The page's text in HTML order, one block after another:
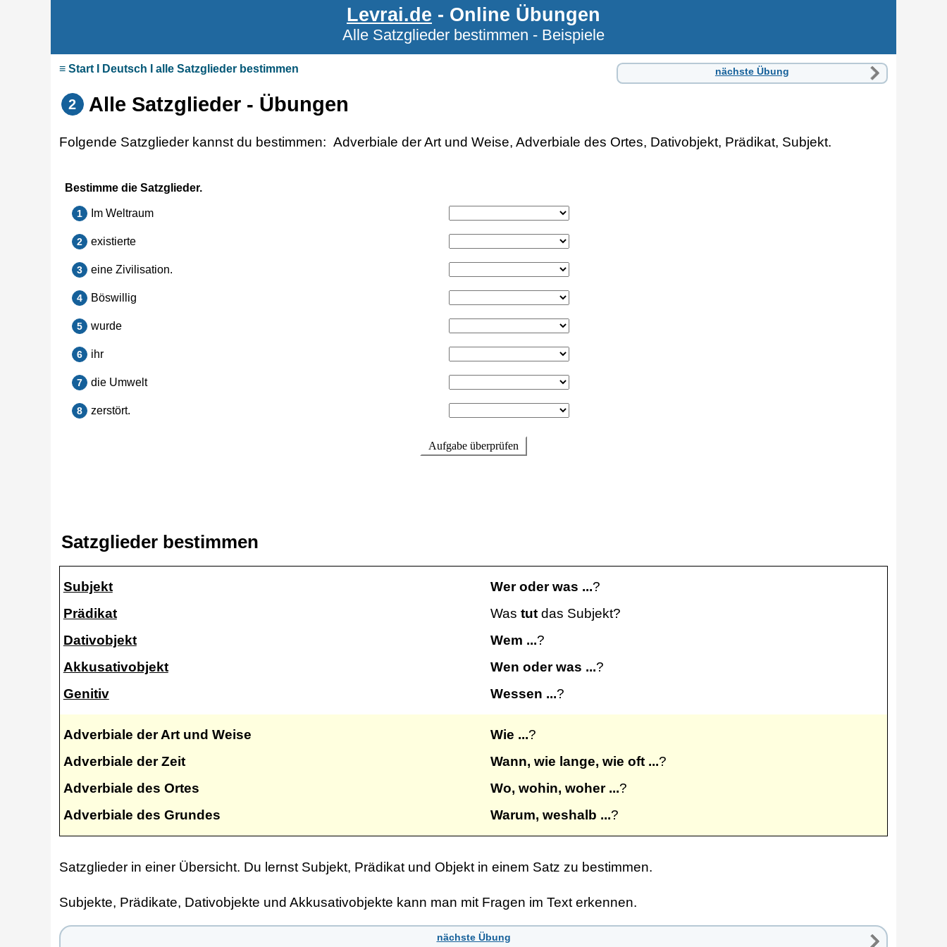
Levrai.de - Online Übungen
Alle Satzglieder bestimmen - Beispiele
≡ Start I Deutsch I alle Satzglieder bestimmen nächste Übung
2 Alle Satzglieder - Übungen
Folgende Satzglieder kannst du bestimmen: Adverbiale der Art und Weise, Adverbiale des Ortes, Dativobjekt, Prädikat, Subjekt.
Satzglieder bestimmen
Subjekt
Prädikat
Dativobjekt
Akkusativobjekt
Genitiv
Wer oder was ...?
Was tut das Subjekt?
Wem ...?
Wen oder was ...?
Wessen ...?
Adverbiale der Art und Weise
Adverbiale der Zeit
Adverbiale des Ortes
Adverbiale des Grundes
Wie ...?
Wann, wie lange, wie oft ...?
Wo, wohin, woher ...?
Warum, weshalb ...?
Satzglieder in einer Übersicht. Du lernst Subjekt, Prädikat und Objekt in einem Satz zu bestimmen.
Subjekte, Prädikate, Dativobjekte und Akkusativobjekte kann man mit Fragen im Text erkennen.
nächste Übung